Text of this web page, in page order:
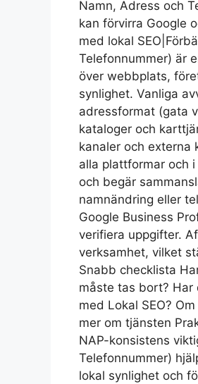
Namn, Adress och
kan förvirra Google
med lokal
Telefonnummer) är
över webbplats,
synlighet. Vanliga
adressformat (gata
kataloger och
kanaler och externa
alla plattformar och
och begär
namnändring eller
Google Business
verifiera uppgifter.
verksamhet, vilket
Snabb checklista
måste tas bort?
med Lokal SEO?
mer om tjänsten
NAP-konsistens
Telefonnummer)
lokal synlighet och